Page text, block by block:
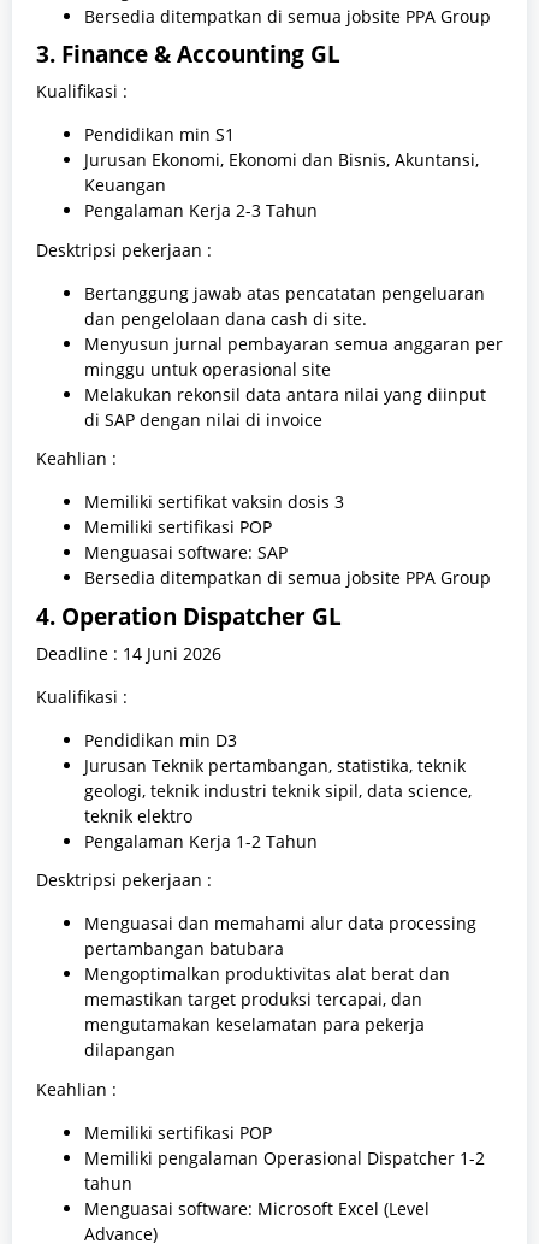
Bersedia ditempatkan di semua jobsite PPA Group
3. Finance & Accounting GL
Kualifikasi :
Pendidikan min S1
Jurusan Ekonomi, Ekonomi dan Bisnis, Akuntansi,
Keuangan
Pengalaman Kerja 2-3 Tahun
Desktripsi pekerjaan :
Bertanggung jawab atas pencatatan pengeluaran
dan pengelolaan dana cash di site.
Menyusun jurnal pembayaran semua anggaran per
minggu untuk operasional site
Melakukan rekonsil data antara nilai yang diinput
di SAP dengan nilai di invoice
Keahlian :
Memiliki sertifikat vaksin dosis 3
Memiliki sertifikasi POP
Menguasai software: SAP
Bersedia ditempatkan di semua jobsite PPA Group
4. Operation Dispatcher GL
Deadline : 14 Juni 2026
Kualifikasi :
Pendidikan min D3
Jurusan Teknik pertambangan, statistika, teknik
geologi, teknik industri teknik sipil, data science,
teknik elektro
Pengalaman Kerja 1-2 Tahun
Desktripsi pekerjaan :
Menguasai dan memahami alur data processing
pertambangan batubara
Mengoptimalkan produktivitas alat berat dan
memastikan target produksi tercapai, dan
mengutamakan keselamatan para pekerja
dilapangan
Keahlian :
Memiliki sertifikasi POP
Memiliki pengalaman Operasional Dispatcher 1-2
tahun
Menguasai software: Microsoft Excel (Level
Advance)